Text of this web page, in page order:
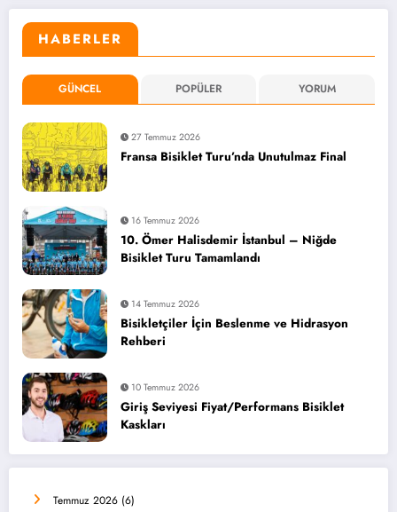
HABERLER
GÜNCEL POPÜLER YORUM
27 Temmuz 2026
Fransa Bisiklet Turu’nda Unutulmaz Final
16 Temmuz 2026
10. Ömer Halisdemir İstanbul – Niğde
Bisiklet Turu Tamamlandı
14 Temmuz 2026
Bisikletçiler İçin Beslenme ve Hidrasyon
Rehberi
10 Temmuz 2026
Giriş Seviyesi Fiyat/Performans Bisiklet
Kaskları
Temmuz 2026 (6)